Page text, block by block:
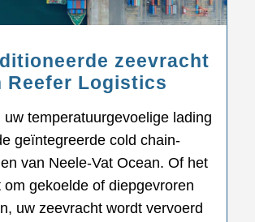
zeevracht
Reefer Logistics
uw temperatuurgevoelige lading
geïntegreerde cold chain-
van Neele-Vat Ocean. Of het
om gekoelde of diepgevroren
uw zeevracht wordt vervoerd